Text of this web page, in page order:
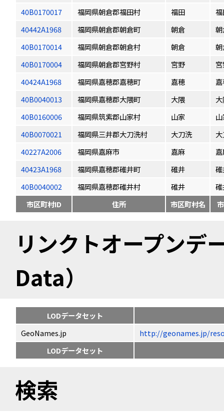
40B0170017
福岡県朝倉郡福田村 福田
40442A1968
福岡県朝倉郡朝倉町 朝倉
40B0170014
福岡県朝倉郡朝倉村 朝倉
40B0170004
福岡県朝倉郡宮野村 宮野
40424A1968
福岡県嘉穂郡嘉穂町 嘉穂
40B0040013
福岡県嘉穂郡大隈町 大隈
40B0160006
福岡県筑紫郡山家村 山家
40B0070021
福岡県三井郡大刀洗村 大刀洗
40227A2006
福岡県嘉麻市 嘉麻
40423A1968
福岡県嘉穂郡碓井町 碓井
40B0040002
福岡県嘉穂郡碓井村 碓井
市区町村ID
住所 市区町村名
リンクトオープン
Data）
LODデータセット
GeoNames.jp
http://geonames.jp/
LODデータセット
検索